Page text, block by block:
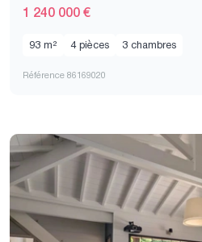
1 240 000 €
93 m² 4 pièces 3 chambres
Référence 86169020